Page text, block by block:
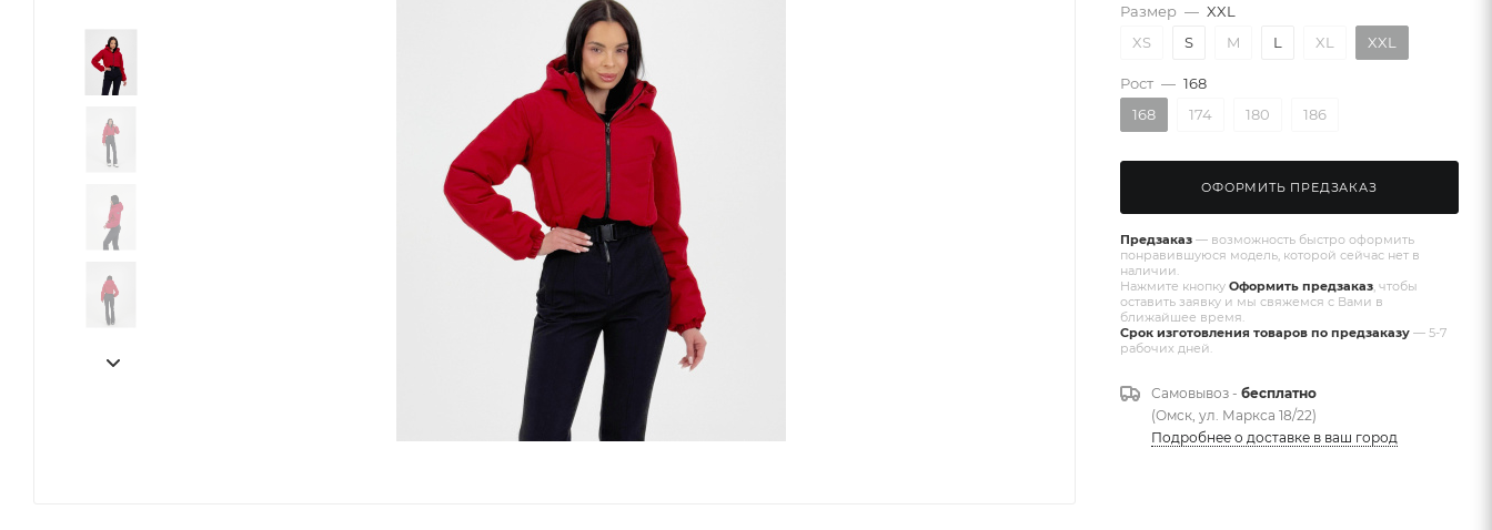
Размер — XXL
XS
S M L XL XXL
Рост — 168
168
174 180 186
ОФОРМИТЬ ПРЕДЗАКАЗ
Предзаказ — возможность быстро оформить
понравившуюся модель, которой сейчас нет в
наличии.
Нажмите кнопку Оформить предзаказ , чтобы
оставить заявку и мы свяжемся с Вами в
ближайшее время.
Срок изготовления товаров по предзаказу — 5-7
рабочих дней.
Самовывоз - бесплатно
(Омск, ул. Маркса 18/22)
Подробнее о доставке в ваш город